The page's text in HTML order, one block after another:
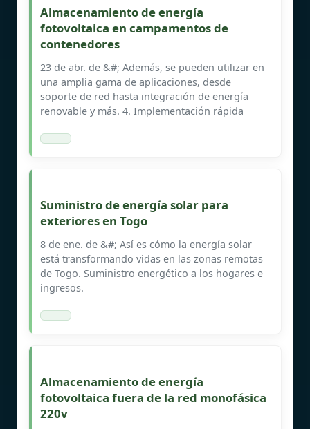
Almacenamiento de energía
fotovoltaica en campamentos de
contenedores
23 de abr. de &#; Además, se pueden utilizar en
una amplia gama de aplicaciones, desde
soporte de red hasta integración de energía
renovable y más. 4. Implementación rápida
Suministro de energía solar para
exteriores en Togo
8 de ene. de &#; Así es cómo la energía solar
está transformando vidas en las zonas remotas
de Togo. Suministro energético a los hogares e
ingresos.
Almacenamiento de energía
fotovoltaica fuera de la red monofásica
220v